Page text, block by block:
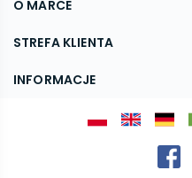
O MARCE
O nas
Blog
STREFA KLIENTA
FAQ
INFORMACJE